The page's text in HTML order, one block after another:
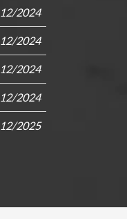
12/2024
12/2024
12/2024
12/2024
12/2025